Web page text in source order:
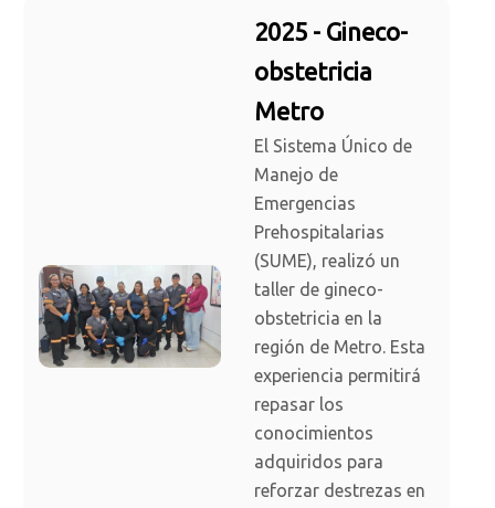
2025 - Gineco-
obstetricia
Metro
El Sistema Único de
Manejo de
Emergencias
Prehospitalarias
(SUME), realizó un
taller de gineco-
obstetricia en la
región de Metro. Esta
experiencia permitirá
repasar los
conocimientos
adquiridos para
reforzar destrezas en